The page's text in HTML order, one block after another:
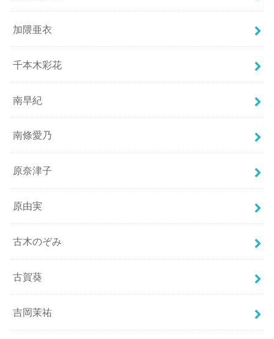
加隈亜衣
千本木彩花
南早紀
南條愛乃
原奈津子
原由実
古木のぞみ
古賀葵
吉岡茉祐